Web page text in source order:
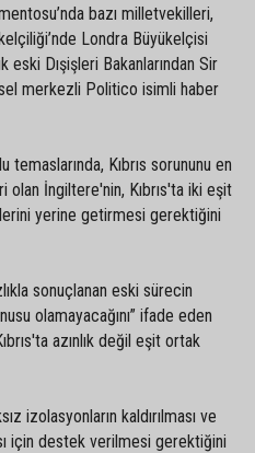
bazı milletvekilleri,
Londra Büyükelçisi
eski Dışişleri Bakanlarından Sir
merkezli Politico isimli haber
temaslarında, Kıbrıs sorununu en
İngiltere'nin, Kıbrıs'ta iki eşit
yerine getirmesi gerektiğini
sonuçlanan eski sürecin
olamayacağını” ifade eden
azınlık değil eşit ortak
izolasyonların kaldırılması ve
için destek verilmesi gerektiğini